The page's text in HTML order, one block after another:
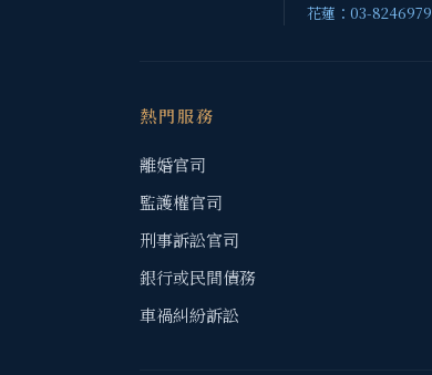
花蓮：03-8246979
熱門服務
離婚官司
監護權官司
刑事訴訟官司
銀行或民間債務
車禍糾紛訴訟